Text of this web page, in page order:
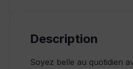
Description
Soyez belle au quotidien